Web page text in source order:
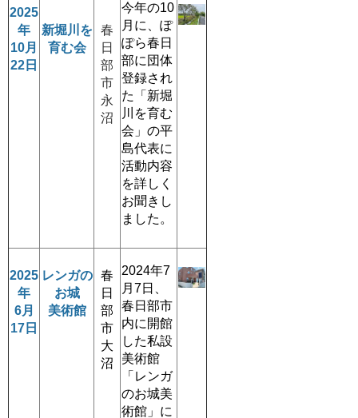
2025
年
10月
22日
新堀川を
育む会
春
日
部
市
永
沼
今年の10
月に、ぽ
ぽら春日
部に団体
登録され
た「新堀
川を育む
会」の平
島代表に
活動内容
を詳しく
お聞きし
ました。
2025
年
6月
17日
レンガの
お城
美術館
春
日
部
市
大
沼
2024年7
月7日、
春日部市
内に開館
した私設
美術館
「レンガ
のお城美
術館」に